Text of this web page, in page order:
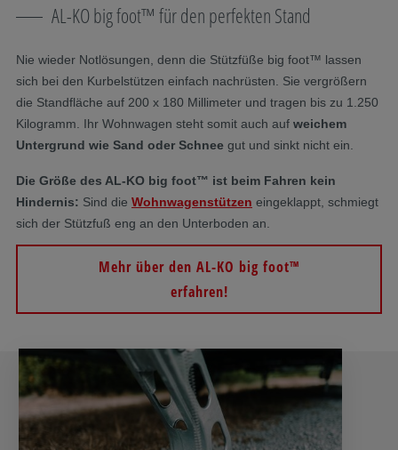
AL-KO big foot™ für den perfekten Stand
Nie wieder Notlösungen, denn die Stützfüße big foot™ lassen
sich bei den Kurbelstützen einfach nachrüsten. Sie vergrößern
die Standfläche auf 200 x 180 Millimeter und tragen bis zu 1.250
Kilogramm. Ihr Wohnwagen steht somit auch auf weichem
Untergrund wie Sand oder Schnee gut und sinkt nicht ein.
Die Größe des AL-KO big foot™ ist beim Fahren kein
Hindernis: Sind die Wohnwagenstützen eingeklappt, schmiegt
sich der Stützfuß eng an den Unterboden an.
Mehr über den AL-KO big foot™
erfahren!